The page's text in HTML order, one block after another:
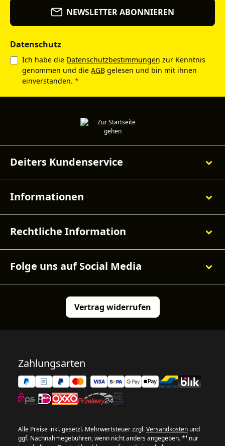
NEWSLETTER ABONNIEREN
Datenschutz
Ich habe die Datenschutzbestimmungen zur Kenntnis
genommen und die AGB gelesen und bin mit ihnen
einverstanden. *
Deiters Kundenservice
Informationen
Rechtliche Information
Folge uns auf Social Media
Vertrag widerrufen
Zahlungsarten
Alle Preise inkl. gesetzl. Mehrwertsteuer zzgl.Versandkosten und
ggf. Nachnahmegebühren, wenn nicht anders angegeben. *¹ nur